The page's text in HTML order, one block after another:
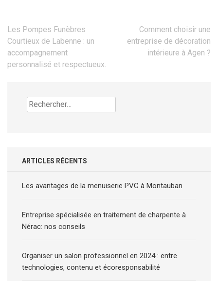
Navigation
de
l’article
Les Pompes Funèbres
Courtieux de Labenne : un
accompagnement
personnalisé et respectueux.
Comment choisir une
entreprise de décoration
intérieure à Agen ?
Rechercher :
ARTICLES RÉCENTS
Les avantages de la menuiserie PVC à Montauban
Entreprise spécialisée en traitement de charpente à
Nérac: nos conseils
Organiser un salon professionnel en 2024 : entre
technologies, contenu et écoresponsabilité